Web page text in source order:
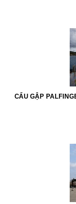
CẨU GẬP